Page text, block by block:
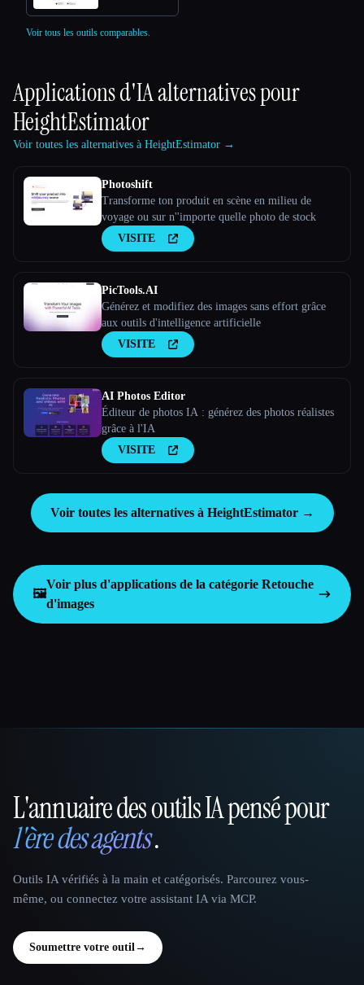
Voir tous les outils comparables.
Applications d'IA alternatives pour
HeightEstimator
Voir toutes les alternatives à HeightEstimator →
Photoshift
Transforme ton produit en scène en milieu de
voyage ou sur n''importe quelle photo de stock
VISITE
PicTools.AI
Générez et modifiez des images sans effort grâce
aux outils d'intelligence artificielle
VISITE
AI Photos Editor
Éditeur de photos IA : générez des photos réalistes
grâce à l'IA
VISITE
Voir toutes les alternatives à HeightEstimator →
🖼️
Voir plus d'applications de la catégorie Retouche
d'images
That AI Collection
L'annuaire des outils IA pensé pour
l'ère des agents.
Outils IA vérifiés à la main et catégorisés. Parcourez vous-
même, ou connectez votre assistant IA via MCP.
Soumettre votre outil→